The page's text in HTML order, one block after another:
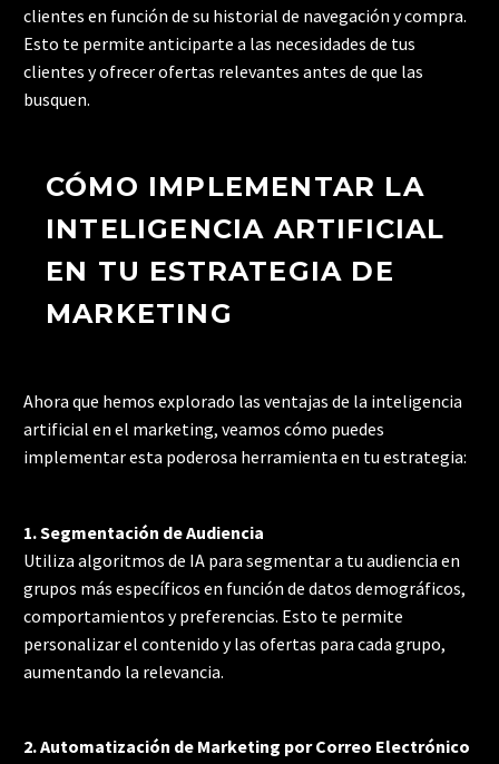
clientes en función de su historial de navegación y compra.
Esto te permite anticiparte a las necesidades de tus
clientes y ofrecer ofertas relevantes antes de que las
busquen.
CÓMO IMPLEMENTAR LA
INTELIGENCIA ARTIFICIAL
EN TU ESTRATEGIA DE
MARKETING
Ahora que hemos explorado las ventajas de la inteligencia
artificial en el marketing, veamos cómo puedes
implementar esta poderosa herramienta en tu estrategia:
1. Segmentación de Audiencia
Utiliza algoritmos de IA para segmentar a tu audiencia en
grupos más específicos en función de datos demográficos,
comportamientos y preferencias. Esto te permite
personalizar el contenido y las ofertas para cada grupo,
aumentando la relevancia.
2. Automatización de Marketing por Correo Electrónico